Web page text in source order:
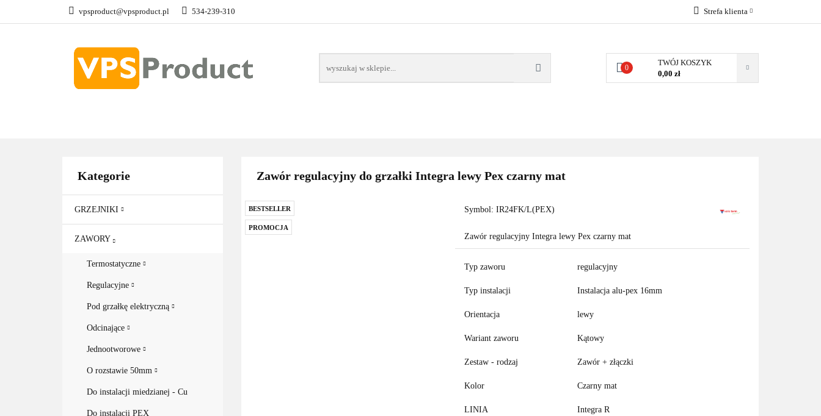
vpsproduct@vpsproduct.pl 534-239-310 Strefa klienta
Zarejestruj się
0
TWÓJ KOSZYK
0,00 zł
GRZEJNIKI
Kategorie
GRZEJNIKI
ZAWORY
Termostatyczne
Regulacyjne
Pod grzałkę elektryczną
Odcinające
Jednootworowe
O rozstawie 50mm
Do instalacji miedzianej - Cu
Do instalacji PEX
Zawór regulacyjny do grzałki Integra lewy Pex czarny mat
BESTSELLER
PROMOCJA
Symbol:IR24FK/L(PEX)
Zawór regulacyjny Integra lewy Pex czarny mat
Typ zaworu regulacyjny
Typ instalacji Instalacja alu-pex 16mm
Orientacja lewy
Wariant zaworu Kątowy
Zestaw - rodzaj Zawór + złączki
Kolor Czarny mat
LINIA Integra R